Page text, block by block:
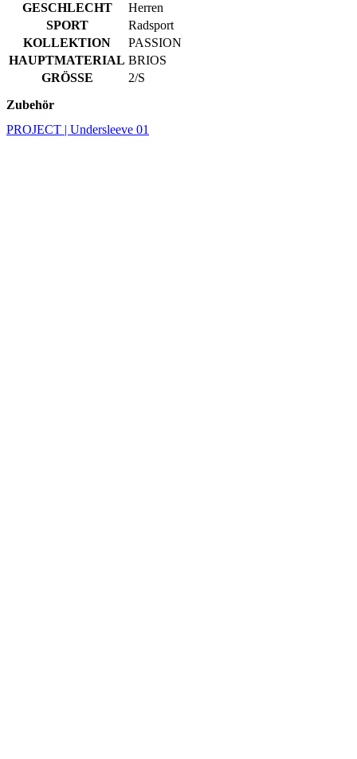
GESCHLECHT
Herren
SPORT
Radsport
KOLLEKTION
PASSION
HAUPTMATERIAL BRIOS
GRÖSSE
2/S
Zubehör
PROJECT | Undersleeve 01